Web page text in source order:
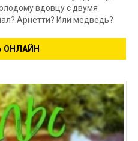
вдовцу с двумя
Арнетти? Или медведь?
ОНЛАЙН